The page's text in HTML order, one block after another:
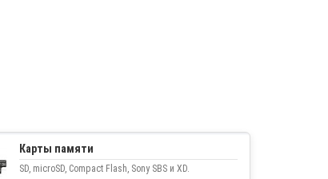
Карты памяти
SD, microSD, Compact Flash, Sony SBS и XD.